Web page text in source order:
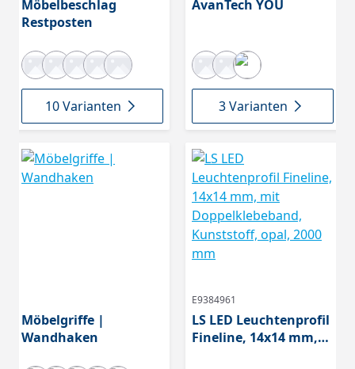
Möbelbeschlag
Restposten
10 Varianten
AvanTech YOU
3 Varianten
Möbelgriffe |
Wandhaken
E9384961
LS LED Leuchtenprofil
Fineline, 14x14 mm,